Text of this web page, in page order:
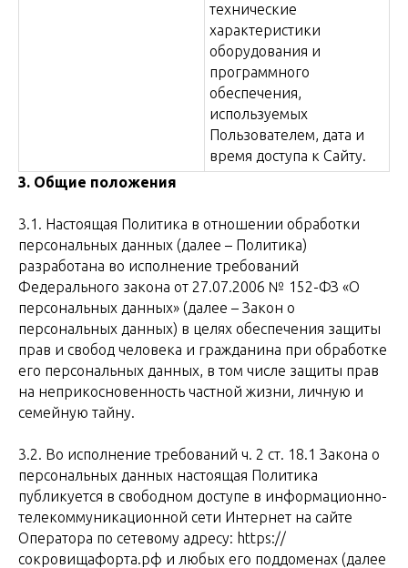
технические
характеристики
оборудования и
программного
обеспечения,
используемых
Пользователем, дата и
время доступа к Сайту.
3. Общие положения
3.1. Настоящая Политика в отношении обработки
персональных данных (далее – Политика)
разработана во исполнение требований
Федерального закона от 27.07.2006 № 152-ФЗ «О
персональных данных» (далее – Закон о
персональных данных) в целях обеспечения защиты
прав и свобод человека и гражданина при обработке
его персональных данных, в том числе защиты прав
на неприкосновенность частной жизни, личную и
семейную тайну.
3.2. Во исполнение требований ч. 2 ст. 18.1 Закона о
персональных данных настоящая Политика
публикуется в свободном доступе в информационно-
телекоммуникационной сети Интернет на сайте
Оператора по сетевому адресу: https://
сокровищафорта.рф и любых его поддоменах (далее